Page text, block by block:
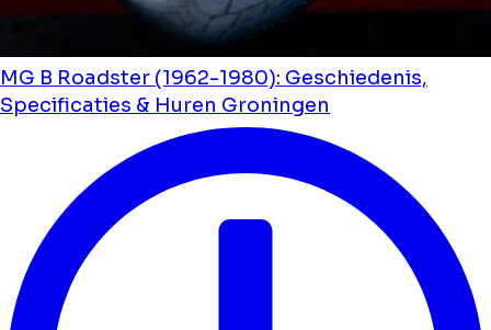
MG B Roadster (1962-1980): Geschiedenis,
Specificaties & Huren Groningen